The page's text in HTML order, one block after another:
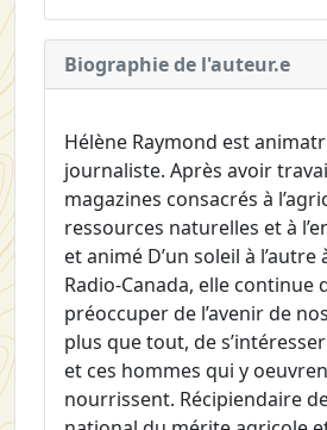
Biographie de l'auteur.e
Hélène Raymond est
journaliste. Après avoir
magazines consacrés à
ressources naturelles et à
et animé D’un soleil à
Radio-Canada, elle continue
préoccuper de l’avenir de
plus que tout, de
et ces hommes qui y
nourrissent. Récipiendaire